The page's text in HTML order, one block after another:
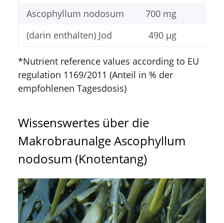
Ascophyllum nodosum
700 mg
(darin enthalten) Jod
490 µg
*Nutrient reference values according to EU
regulation 1169/2011 (Anteil in % der
empfohlenen Tagesdosis)
Wissenswertes über die
Makrobraunalge Ascophyllum
nodosum (Knotentang)